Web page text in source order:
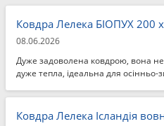
Ковдра Лелека БІОПУХ 200
08.06.2026
Дуже задоволена ковдрою, вона
дуже тепла, ідеальна для осінньо-
Ковдра Лелека Ісландія